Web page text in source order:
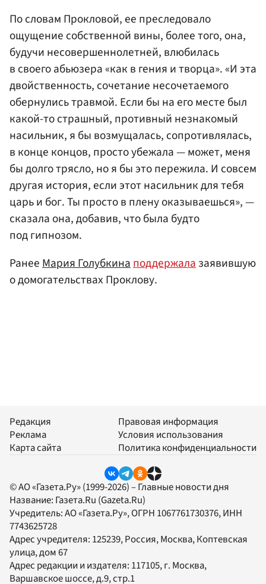
По словам Прокловой, ее преследовало
ощущение собственной вины, более того, она,
будучи несовершеннолетней, влюбилась
в своего абьюзера «как в гения и творца». «И эта
двойственность, сочетание несочетаемого
обернулись травмой. Если бы на его месте был
какой-то страшный, противный незнакомый
насильник, я бы возмущалась, сопротивлялась,
в конце концов, просто убежала — может, меня
бы долго трясло, но я бы это пережила. И совсем
другая история, если этот насильник для тебя
царь и бог. Ты просто в плену оказываешься», —
сказала она, добавив, что была будто
под гипнозом.
РанееМария Голубкинаподдержалазаявившую
о домогательствах Проклову.
Редакция
Реклама
Карта сайта
Правовая информация
Условия использования
Политика конфиденциальности
© АО «Газета.Ру» (1999-2026) – Главные новости дня
Название: Газета.Ru (Gazeta.Ru)
Учредитель:АО «Газета.Ру», ОГРН 1067761730376, ИНН
7743625728
Адрес учредителя: 125239, Россия, Москва, Коптевская
улица, дом 67
Адрес редакции и издателя: 117105, г. Москва,
Варшавское шоссе, д.9, стр.1